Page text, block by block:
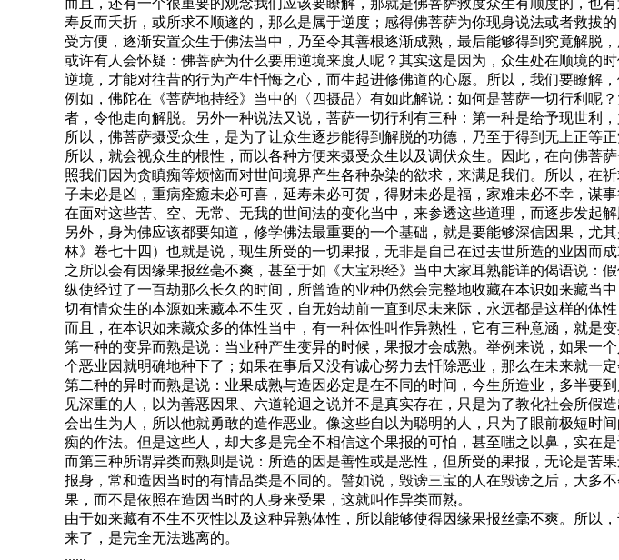
而且，还有一个很重要的观念我们应该要瞭解，那就是佛菩萨救度众生有顺度的，也
寿反而夭折，或所求不顺遂的，那么是属于逆度；感得佛菩萨为你现身说法或者救拔
受方便，逐渐安置众生于佛法当中，乃至令其善根逐渐成熟，最后能够得到究竟解脱，
或许有人会怀疑：佛菩萨为什么要用逆境来度人呢？其实这是因为，众生处在顺境的
逆境，才能对往昔的行为产生忏悔之心，而生起进修佛道的心愿。所以，我们要瞭解
例如，佛陀在《菩萨地持经》当中的〈四摄品〉有如此解说：如何是菩萨一切行利呢
者，令他走向解脱。另外一种说法又说，菩萨一切行利有三种：第一种是给予现世利
所以，佛菩萨摄受众生，是为了让众生逐步能得到解脱的功德，乃至于得到无上正等
所以，就会视众生的根性，而以各种方便来摄受众生以及调伏众生。因此，在向佛菩
照我们因为贪瞋痴等烦恼而对世间境界产生各种杂染的欲求，来满足我们。所以，在
子未必是凶，重病痊癒未必可喜，延寿未必可贺，得财未必是福，家难未必不幸，谋
在面对这些苦、空、无常、无我的世间法的变化当中，来参透这些道理，而逐步发起
另外，身为佛应该都要知道，修学佛法最重要的一个基础，就是要能够深信因果，尤
林》卷七十四）也就是说，现生所受的一切果报，无非是自己在过去世所造的业因而
之所以会有因缘果报丝毫不爽，甚至于如《大宝积经》当中大家耳熟能详的偈语说：
纵使经过了一百劫那么长久的时间，所曾造的业种仍然会完整地收藏在本识如来藏当
切有情众生的本源如来藏本不生灭，自无始劫前一直到尽未来际，永远都是这样的体
而且，在本识如来藏众多的体性当中，有一种体性叫作异熟性，它有三种意涵，就是
第一种的变异而熟是说：当业种产生变异的时候，果报才会成熟。举例来说，如果一
个恶业因就明确地种下了；如果在事后又没有诚心努力去忏除恶业，那么在未来就一定
第二种的异时而熟是说：业果成熟与造因必定是在不同的时间，今生所造业，多半要
见深重的人，以为善恶因果、六道轮迴之说并不是真实存在，只是为了教化社会所
会出生为人，所以他就勇敢的造作恶业。像这些自以为聪明的人，只为了眼前极短时
痴的作法。但是这些人，却大多是完全不相信这个果报的可怕，甚至嗤之以鼻，实在是
而第三种所谓异类而熟则是说：所造的因是善性或是恶性，但所受的果报，无论是苦
报身，常和造因当时的有情品类是不同的。譬如说，毁谤三宝的人在毁谤之后，大多
果，而不是依照在造因当时的人身来受果，这就叫作异类而熟。
由于如来藏有不生不灭性以及这种异熟体性，所以能够使得因缘果报丝毫不爽。所以
来了，是完全无法逃离的。
......